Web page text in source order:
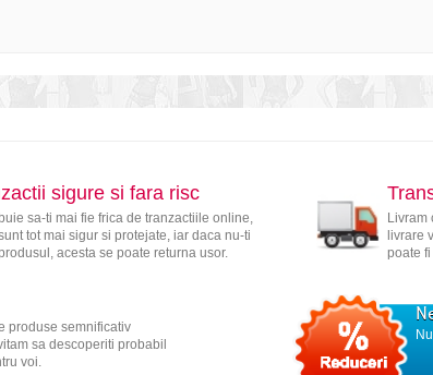
sigure si fara risc
sa-ti mai fie frica de tranzactiile online,
tot mai sigur si protejate, iar daca nu-ti
acesta se poate returna usor.
Livram
livrare
poate
produse semnificativ
sa descoperiti probabil
voi.